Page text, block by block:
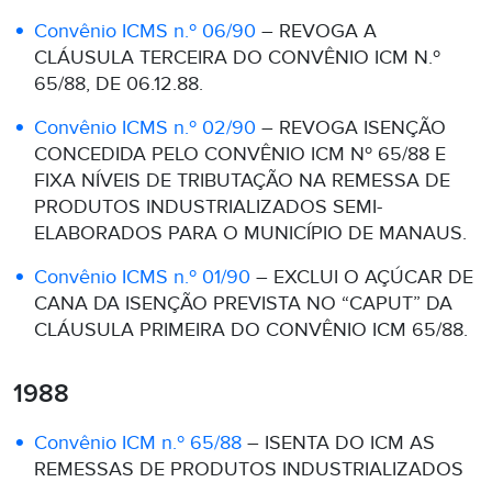
Convênio ICMS n.º 06/90 – REVOGA A
CLÁUSULA TERCEIRA DO CONVÊNIO ICM N.º
65/88, DE 06.12.88.
Convênio ICMS n.º 02/90 – REVOGA ISENÇÃO
CONCEDIDA PELO CONVÊNIO ICM Nº 65/88 E
FIXA NÍVEIS DE TRIBUTAÇÃO NA REMESSA DE
PRODUTOS INDUSTRIALIZADOS SEMI-
ELABORADOS PARA O MUNICÍPIO DE MANAUS.
Convênio ICMS n.º 01/90 – EXCLUI O AÇÚCAR DE
CANA DA ISENÇÃO PREVISTA NO “CAPUT” DA
CLÁUSULA PRIMEIRA DO CONVÊNIO ICM 65/88.
1988
Convênio ICM n.º 65/88 – ISENTA DO ICM AS
REMESSAS DE PRODUTOS INDUSTRIALIZADOS